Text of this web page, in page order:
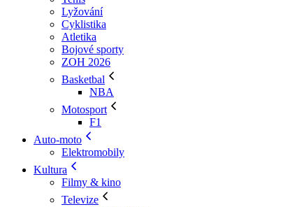
Lyžování
Cyklistika
Atletika
Bojové sporty
ZOH 2026
Basketbal
NBA
Motosport
F1
Auto-moto
Elektromobily
Kultura
Filmy & kino
Televize